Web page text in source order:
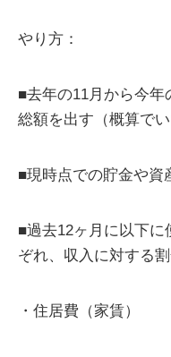
やり方：
■去年の11月から今年
総額を出す（概算でい
■現時点での貯金や資
■過去12ヶ月に以下
ぞれ、収入に対する割
・住居費（家賃）